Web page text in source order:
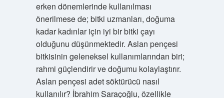
erken dönemlerinde kullanılması
önerilmese de; bitki uzmanları, doğuma
kadar kadınlar için iyi bir bitki çayı
olduğunu düşünmektedir. Aslan pençesi
bitkisinin geleneksel kullanımlarından biri;
rahmi güçlendirir ve doğumu kolaylaştırır.
Aslan pençesi adet söktürücü nasıl
kullanılır? İbrahim Saraçoğlu, özellikle